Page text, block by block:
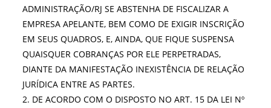
ADMINISTRAÇÃO/RJ SE ABSTENHA DE FISCALIZAR A
EMPRESA APELANTE, BEM COMO DE EXIGIR INSCRIÇÃO
EM SEUS QUADROS, E, AINDA, QUE FIQUE SUSPENSA
QUAISQUER COBRANÇAS POR ELE PERPETRADAS,
DIANTE DA MANIFESTAÇÃO INEXISTÊNCIA DE RELAÇÃO
JURÍDICA ENTRE AS PARTES.
2. DE ACORDO COM O DISPOSTO NO ART. 15 DA LEI Nº